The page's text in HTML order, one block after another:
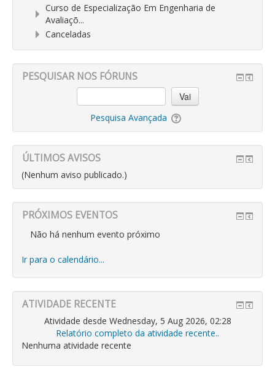
Curso de Especialização Em Engenharia de
Avaliaçõ...
Canceladas
PESQUISAR NOS FÓRUNS
Vai
Pesquisa Avançada
ÚLTIMOS AVISOS
(Nenhum aviso publicado.)
PRÓXIMOS EVENTOS
Não há nenhum evento próximo
Ir para o calendário...
ATIVIDADE RECENTE
Atividade desde Wednesday, 5 Aug 2026, 02:28
Relatório completo da atividade recente..
Nenhuma atividade recente